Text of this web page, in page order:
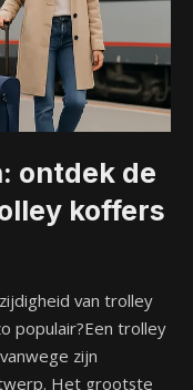
ontdek de
koffers
van trolley
populair?Een trolley
zijn
Het grootste